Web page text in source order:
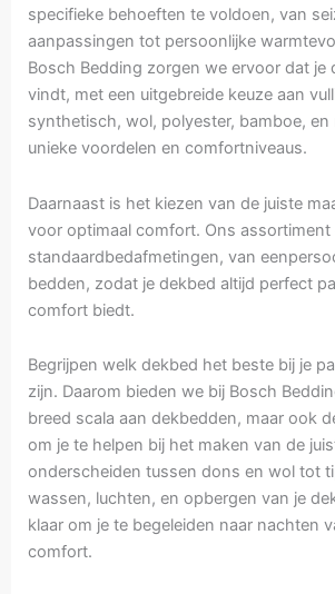
specifieke behoeften te voldoen, van
aanpassingen tot persoonlijke
Bosch Bedding zorgen we ervoor dat je
vindt, met een uitgebreide keuze aan
synthetisch, wol, polyester, bamboe, en
unieke voordelen en comfortniveaus.
Daarnaast is het kiezen van de juiste
voor optimaal comfort. Ons assortiment
standaardbedafmetingen, van
bedden, zodat je dekbed altijd perfect
comfort biedt.
Begrijpen welk dekbed het beste bij je
zijn. Daarom bieden we bij Bosch
breed scala aan dekbedden, maar ook
om je te helpen bij het maken van de
onderscheiden tussen dons en wol tot
wassen, luchten, en opbergen van je
klaar om je te begeleiden naar nachten
comfort.